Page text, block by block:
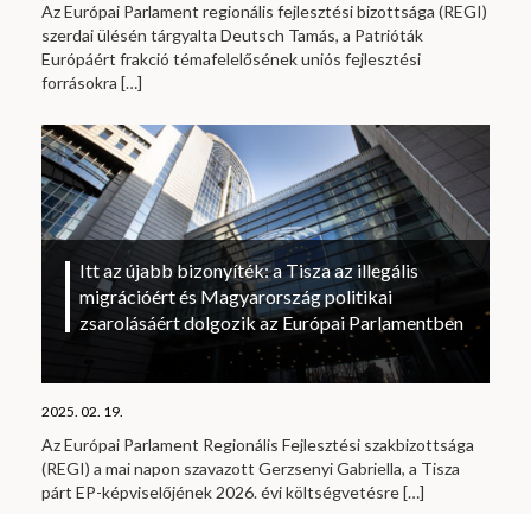
Az Európai Parlament regionális fejlesztési bizottsága (REGI)
szerdai ülésén tárgyalta Deutsch Tamás, a Patrióták
Európáért frakció témafelelősének uniós fejlesztési
forrásokra […]
Itt az újabb bizonyíték: a Tisza az illegális
migrációért és Magyarország politikai
zsarolásáért dolgozik az Európai Parlamentben
2025. 02. 19.
Az Európai Parlament Regionális Fejlesztési szakbizottsága
(REGI) a mai napon szavazott Gerzsenyi Gabriella, a Tisza
párt EP-képviselőjének 2026. évi költségvetésre[…]